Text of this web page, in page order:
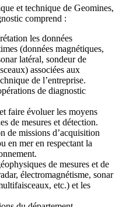
et technique de Geomines,
comprend :
les données
(données magnétiques,
latéral, sondeur de
associées aux
de l’entreprise.
de diagnostic
faire évoluer les moyens
de mesures et détection.
de missions d’acquisition
en mer en respectant la
de mesures et de
électromagnétisme, sonar
etc.) et les